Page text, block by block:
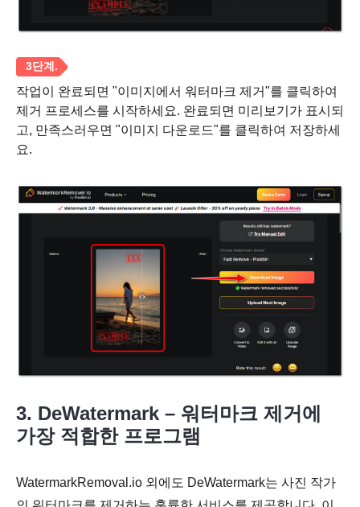
1 단계.
2 단계.
작업이 완료되면 "이미지에서 워터마크 제거"를 클릭하여
제거 프로세스를 시작하세요. 완료되면 미리보기가 표시되
고, 만족스러우면 "이미지 다운로드"를 클릭하여 저장하세
요.
3. DeWatermark – 워터마크 제거에
가장 적합한 프로그램
WatermarkRemoval.io 외에도 DeWatermark는 사진 작가